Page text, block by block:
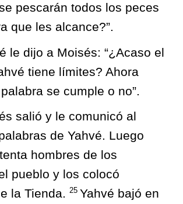
pescarán todos los peces
que les alcance?”.
le dijo a Moisés: “¿Acaso el
tiene límites? Ahora
se cumple o no”.
salió y le comunicó al
de Yahvé. Luego
hombres de los
pueblo y los colocó
la Tienda. 25 Yahvé bajó en